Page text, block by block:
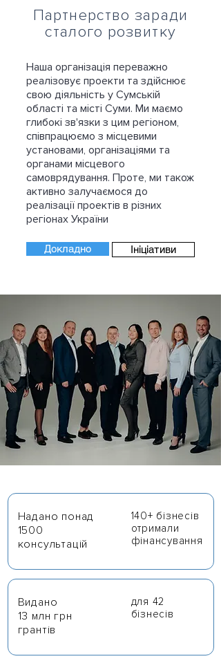
Партнерство заради
сталого розвитку
Наша організація переважно
реалізовує проекти та здійснює
свою діяльність у Сумській
області та місті Суми. Ми маємо
глибокі зв'язки з цим регіоном,
співпрацюємо з місцевими
установами, організаціями та
органами місцевого
самоврядування. Проте, ми також
активно залучаємося до
реалізації проектів в різних
регіонах України
Докладно Ініціативи
Надано понад
1500
консультацій
140+ бізнесів
отримали
фінансування
Видано
13 млн грн
грантів
для 42
бізнесів